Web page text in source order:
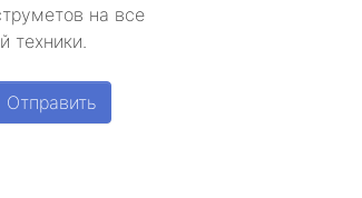
на все
техники.
Отправить